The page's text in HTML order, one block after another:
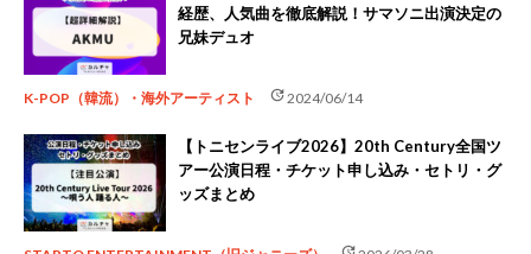
経歴、人気曲を徹底解説！サマソニ出演決定の
兄妹デュオ
K-POP（韓流）・海外アーティスト update2024/06/14
【トニセンライブ2026】20th Century全国ツ
アー公演日程・チケット申し込み・セトリ・グ
ッズまとめ